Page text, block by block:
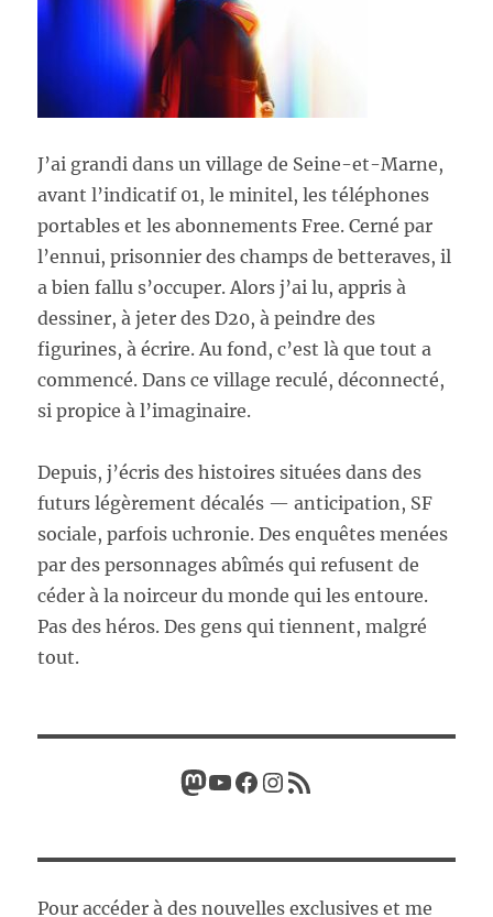
J’ai grandi dans un village de Seine-et-Marne,
avant l’indicatif 01, le minitel, les téléphones
portables et les abonnements Free. Cerné par
l’ennui, prisonnier des champs de betteraves, il
a bien fallu s’occuper. Alors j’ai lu, appris à
dessiner, à jeter des D20, à peindre des
figurines, à écrire. Au fond, c’est là que tout a
commencé. Dans ce village reculé, déconnecté,
si propice à l’imaginaire.
Depuis, j’écris des histoires situées dans des
futurs légèrement décalés — anticipation, SF
sociale, parfois uchronie. Des enquêtes menées
par des personnages abîmés qui refusent de
céder à la noirceur du monde qui les entoure.
Pas des héros. Des gens qui tiennent, malgré
tout.
Mastodon
YouTube
Facebook
Instagram
Flux RSS
Pour accéder à des nouvelles exclusives et me